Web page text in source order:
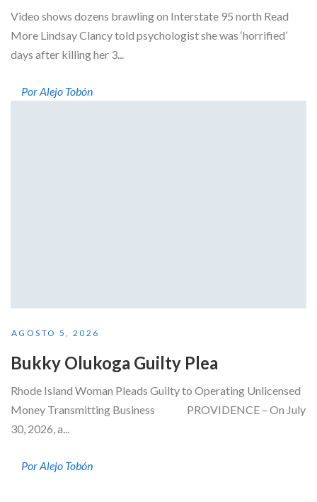
Video shows dozens brawling on Interstate 95 north Read
More Lindsay Clancy told psychologist she was ‘horrified’
days after killing her 3...
Por Alejo Tobón
AGOSTO 5, 2026
Bukky Olukoga Guilty Plea
Rhode Island Woman Pleads Guilty to Operating Unlicensed
Money Transmitting Business PROVIDENCE – On July
30, 2026, a...
Por Alejo Tobón